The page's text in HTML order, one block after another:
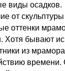
виды осадков.
от
оттенки
Хотя бывают
из мрамора
времени.